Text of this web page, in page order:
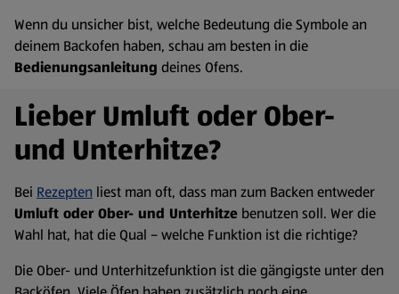
Wenn du unsicher bist, welche Bedeutung die Symbole an
deinem Backofen haben, schau am besten in die
Bedienungsanleitung deines Ofens.
Lieber Umluft oder Ober-
und Unterhitze?
Bei Rezepten liest man oft, dass man zum Backen entweder
Umluft oder Ober- und Unterhitze benutzen soll. Wer die
Wahl hat, hat die Qual – welche Funktion ist die richtige?
Die Ober- und Unterhitzefunktion ist die gängigste unter den